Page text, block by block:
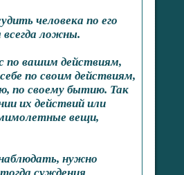
человека по его
ложны.
по вашим действиям,
по своим действиям,
по своему бытию. Так
их действий или
вещи,
нужно